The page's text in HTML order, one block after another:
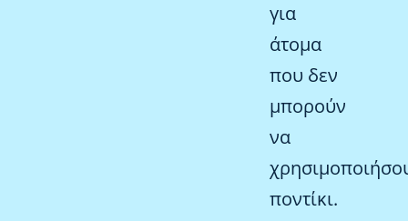
για
άτομα
που δεν
μπορούν
να
ποντίκι.